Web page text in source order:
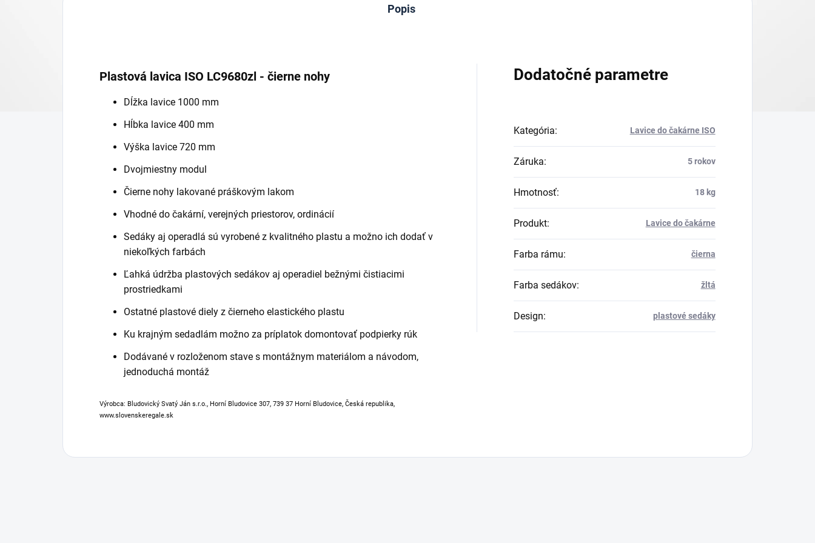
Popis
Plastová lavica ISO LC9680zl - čierne nohy
Dĺžka lavice 1000 mm
Hĺbka lavice 400 mm
Výška lavice 720 mm
Dvojmiestny modul
Čierne nohy lakované práškovým lakom
Vhodné do čakární, verejných priestorov, ordinácií
Sedáky aj operadlá sú vyrobené z kvalitného plastu a možno ich dodať v
niekoľkých farbách
Ľahká údržba plastových sedákov aj operadiel bežnými čistiacimi
prostriedkami
Ostatné plastové diely z čierneho elastického plastu
Ku krajným sedadlám možno za príplatok domontovať podpierky rúk
Dodávané v rozloženom stave s montážnym materiálom a návodom,
jednoduchá montáž
Výrobca: Bludovický Svatý Ján s.r.o., Horní Bludovice 307, 739 37 Horní Bludovice, Česká republika,
www.slovenskeregale.sk
Dodatočné parametre
Kategória: Lavice do čakárne ISO
Záruka: 5 rokov
Hmotnosť: 18 kg
Produkt: Lavice do čakárne
Farba rámu: čierna
Farba sedákov: žltá
Design: plastové sedáky